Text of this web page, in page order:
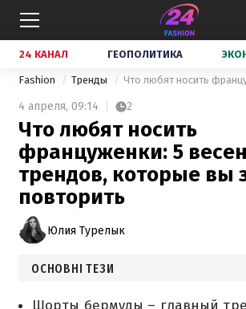
24 КАНАЛ ГЕОПОЛИТИКА
Fashion Тренды
4 апреля, 09:14 2
Что любят носить
француженки: 5
трендов, которые вы
повторить
Юлия Турелык
ОСНОВНІ ТЕЗИ
Шорты бермуды – главный